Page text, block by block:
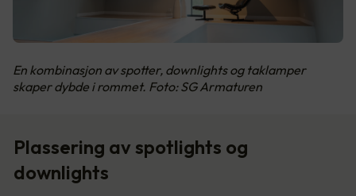
En kombinasjon av spotter, downlights og taklamper
skaper dybde i rommet. Foto: SG Armaturen
Plassering av spotlights og
downlights